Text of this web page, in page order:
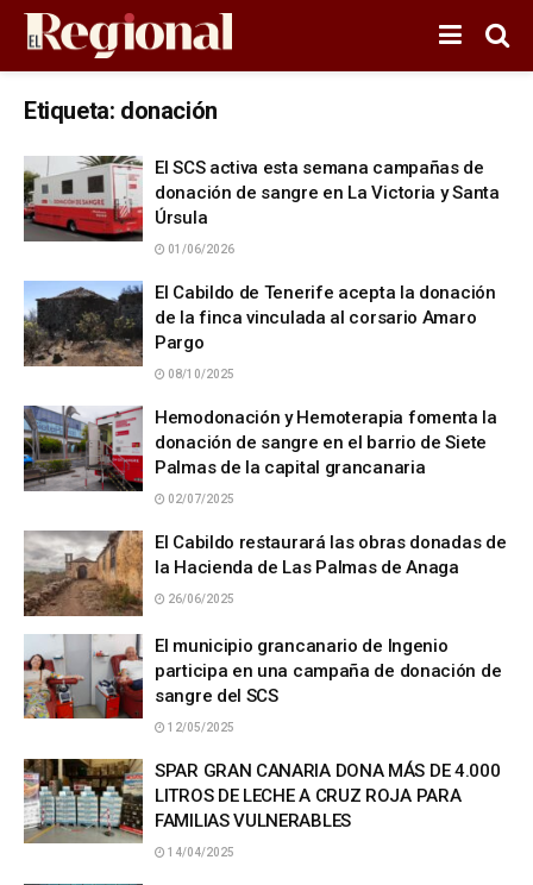
Etiqueta: donación
El SCS activa esta semana campañas de
donación de sangre en La Victoria y Santa
Úrsula
01/06/2026
El Cabildo de Tenerife acepta la donación
de la finca vinculada al corsario Amaro
Pargo
08/10/2025
Hemodonación y Hemoterapia fomenta la
donación de sangre en el barrio de Siete
Palmas de la capital grancanaria
02/07/2025
El Cabildo restaurará las obras donadas de
la Hacienda de Las Palmas de Anaga
26/06/2025
El municipio grancanario de Ingenio
participa en una campaña de donación de
sangre del SCS
12/05/2025
SPAR GRAN CANARIA DONA MÁS DE 4.000
LITROS DE LECHE A CRUZ ROJA PARA
FAMILIAS VULNERABLES
14/04/2025